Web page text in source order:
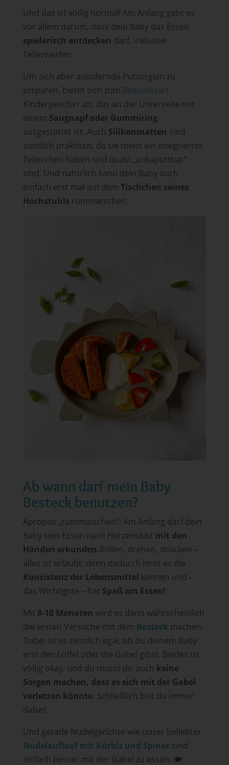
Und das ist völlig normal! Am Anfang geht es
vor allem darum, dass dein Baby das Essen
spielerisch entdecken darf, inklusive
Tellerwerfen.
Um sich aber ausufernde Putzorgien zu
ersparen, bietet sich zum Beikoststart
Kindergeschirr an, das an der Unterseite mit
einem Saugnapf oder Gummiring
ausgestattet ist. Auch Silikonmatten sind
ziemlich praktisch, da sie meist ein integriertes
Tellerchen haben und quasi „unkaputtbar“
sind. Und natürlich kann dein Baby auch
einfach erst mal auf dem Tischchen seines
Hochstuhls rummatschen.
Ab wann darf mein Baby
Besteck benutzen?
Apropos „rummatschen“: Am Anfang darf dein
Baby sein Essen nach Herzenslust mit den
Händen erkunden.Rollen, drehen, drücken –
alles ist erlaubt, denn dadurch lernt es die
Konsistenz der Lebensmittel kennen und –
das Wichtigste – hat Spaß am Essen!
Mit 8-10 Monaten wird es dann wahrscheinlich
die ersten Versuche mit dem Besteck machen.
Dabei ist es ziemlich egal, ob du deinem Baby
erst den Löffel oder die Gabel gibst. Beides ist
völlig okay, und du musst dir auch keine
Sorgen machen, dass es sich mit der Gabel
verletzen könnte. Schließlich bist du immer
dabei!
Und gerade Nudelgerichte wie unser beliebter
Nudelauflauf mit Kürbis und Spinat sind
einfach besser mit der Gabel zu essen. 🍽️​